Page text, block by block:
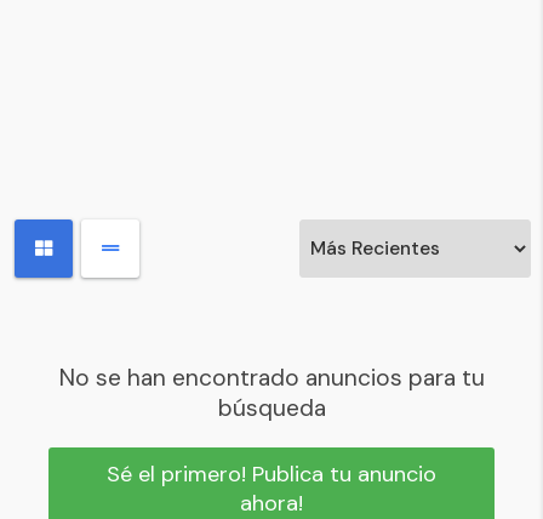
No se han encontrado anuncios para tu
búsqueda
Sé el primero! Publica tu anuncio
ahora!